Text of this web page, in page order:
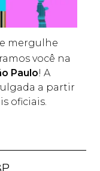
e mergulhe
você na
Paulo! A
a partir
oficiais.